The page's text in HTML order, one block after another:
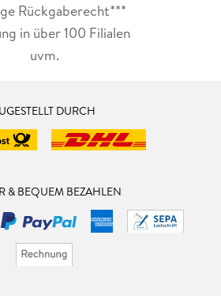
Rückgaberecht***
in über 100 Filialen
uvm.
DURCH
& BEQUEM BEZAHLEN